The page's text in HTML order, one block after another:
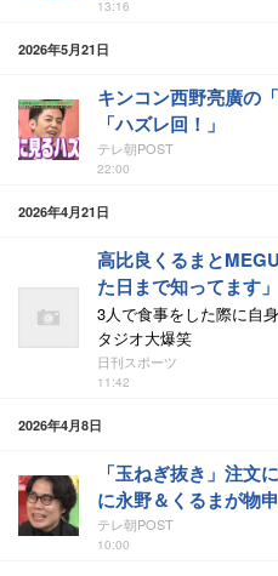
13:16
2026年5月21日
キンコン西野亮廣の
「ハズレ回！」
テレ朝POST
22:00
2026年4月21日
高比良くるまと
た日まで知ってます」
3人で食事をした際に自
タジオ大爆笑
日刊スポーツ
11:42
2026年4月8日
「玉ねぎ抜き」注文
に永野＆くるまが物
テレ朝POST
10:00